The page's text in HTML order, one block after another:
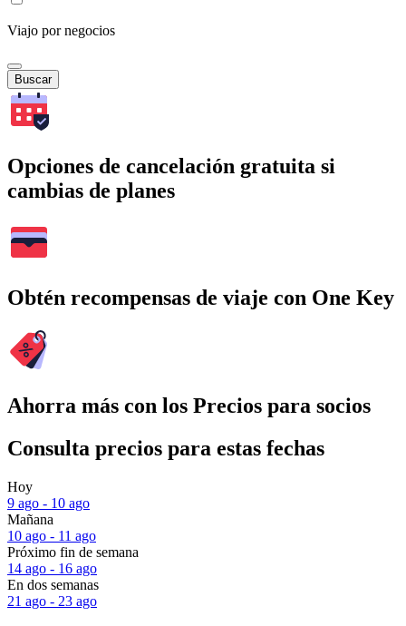
Viajo por negocios
Buscar
Opciones de cancelación gratuita si
cambias de planes
Obtén recompensas de viaje con One Key
Ahorra más con los Precios para socios
Consulta precios para estas fechas
Hoy
9 ago - 10 ago
Mañana
10 ago - 11 ago
Próximo fin de semana
14 ago - 16 ago
En dos semanas
21 ago - 23 ago